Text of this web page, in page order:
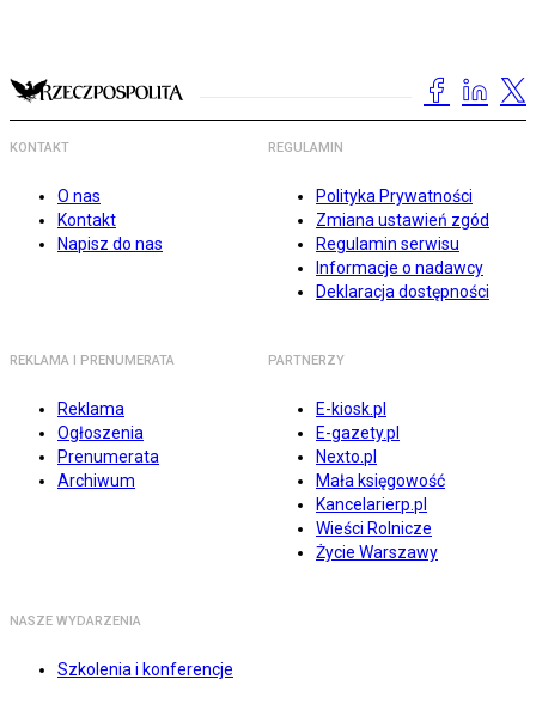
KONTAKT
O nas
Kontakt
Napisz do nas
REGULAMIN
Polityka Prywatności
Zmiana ustawień zgód
Regulamin serwisu
Informacje o nadawcy
Deklaracja dostępności
REKLAMA I PRENUMERATA
Reklama
Ogłoszenia
Prenumerata
Archiwum
PARTNERZY
E-kiosk.pl
E-gazety.pl
Nexto.pl
Mała księgowość
Kancelarierp.pl
Wieści Rolnicze
Życie Warszawy
NASZE WYDARZENIA
Szkolenia i konferencje